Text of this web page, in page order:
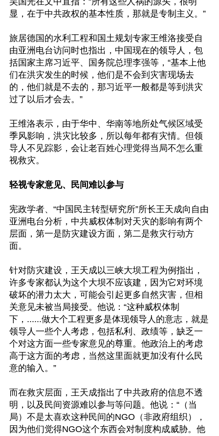
显，在于中共政权的基本性质，那就是专制主义。”
旅居德国的水利工程和国土规划专家王维洛接受自
由亚洲电台访问时也指出，中国现在的领导人，包
括国家主席习近平、国务院总理李强等，“基本上他
们在洪灾发生的时候，他们是不会到灾害现场去
的，他们就是不去的，那习近平一般都是等到洪灾
过了以后才会去。”
王维洛表示，由于华中、华南等地所处气候区域受
季风影响，洪灾比较多，所以每年都有灾情。但领
导人不见踪影，会让老百姓心理觉得当局不怎么重
视救灾。
轻视专家意见、民间难以参与
宪政学者、“中国民主转型研究所”所长王天成向自由
亚洲电台分析，中共威权体制对天灾的影响有两个
层面，第一是防灾建设方面，第二是救灾行动方
面。
针对防灾建设，王天成以三峡大坝工程为例指出，
许多专家都认为这个大坝不应该建，因为它对环境
破坏的潜力太大，可能会引起更多自然灾害，但相
关意见未被当局接受。他说：“这种威权体制
下，......做大个工程更多是体现领导人的意志，就是
领导人一些个人考虑，包括私利、政绩等，缺乏一
个对这方面一些专家意见的尊重。他政治上的考虑
高于这方面的考虑，当然这里面就更加没有什么民
意的输入。”
而在救灾层面，王天成指出了中共政府的信息不透
明，以及民间资源难以参与等问题。他说：“（当
局）不是太喜欢这种民间的NGO（非政府组织），
因为他们觉得NGO这个东西会对制度构成威胁。他